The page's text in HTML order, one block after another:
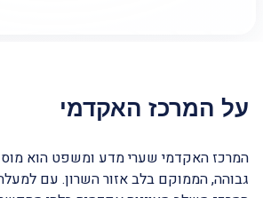
על המרכז האקדמי
המרכז האקדמי שערי מדע ומשפט הוא